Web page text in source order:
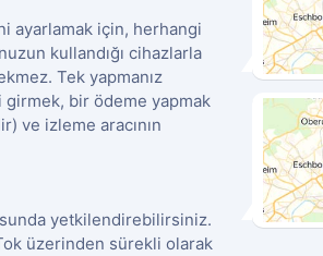
ayarlamak için, herhangi
kullandığı cihazlarla
Tek yapmanız
girmek, bir ödeme yapmak
ve izleme aracının
yetkilendirebilirsiniz.
üzerinden sürekli olarak